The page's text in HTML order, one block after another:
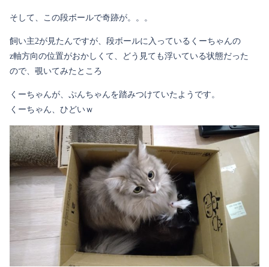
そして、この段ボールで奇跡が。。。
飼い主2が見たんですが、段ボールに入っているくーちゃんの
z軸方向の位置がおかしくて、どう見ても浮いている状態だった
ので、覗いてみたところ
くーちゃんが、ぷんちゃんを踏みつけていたようです。
くーちゃん、ひどいｗ